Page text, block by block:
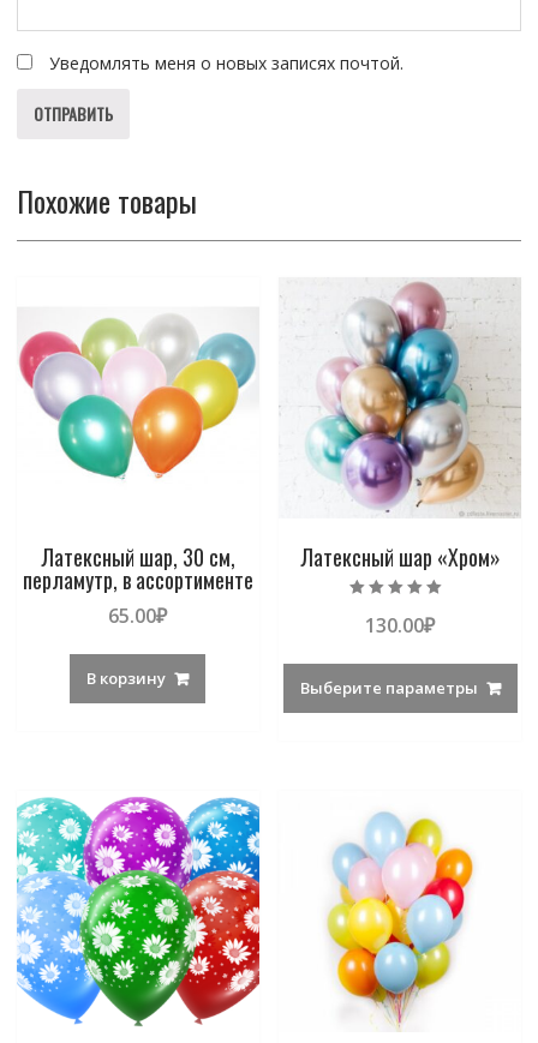
Уведомлять меня о новых записях почтой.
Похожие товары
Латексный шар, 30 см,
перламутр, в ассортименте
65.00₽
В корзину
Латексный шар «Хром»
5.00
130.00₽
Выберите параметры